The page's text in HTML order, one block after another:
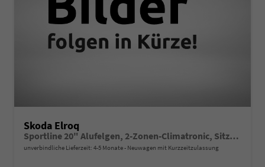
Skoda Elroq
Sportline 20" Alufelgen, 2-Zonen-Climatronic, Sitzheizung, Parksensoren vorn/hinten, Rückfahrkamera, SunSet, Infotainment 13" + NAVIGATION, Beheizbares M-Lederlenkrad, Alarm, Dachreling
unverbindliche Lieferzeit: 4-5 Monate Neuwagen mit Kurzzeitzulassung